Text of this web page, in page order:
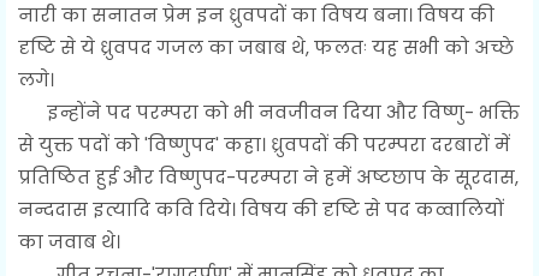
नारी का सनातन प्रेम इन ध्रुवपदों का विषय बना। विषय की
दृष्टि से ये ध्रुवपद गजल का जबाब थे, फलतः यह सभी को अच्छे
लगे।
इन्होंने पद परम्परा को भी नवजीवन दिया और विष्णु- भक्ति
से युक्त पदों को 'विष्णुपद' कहा। ध्रुवपदों की परम्परा दरबारों में
प्रतिष्ठित हुई और विष्णुपद-परम्परा ने हमें अष्टछाप के सूरदास,
नन्ददास इत्यादि कवि दिये। विषय की दृष्टि से पद कव्वालियों
का जवाब थे।